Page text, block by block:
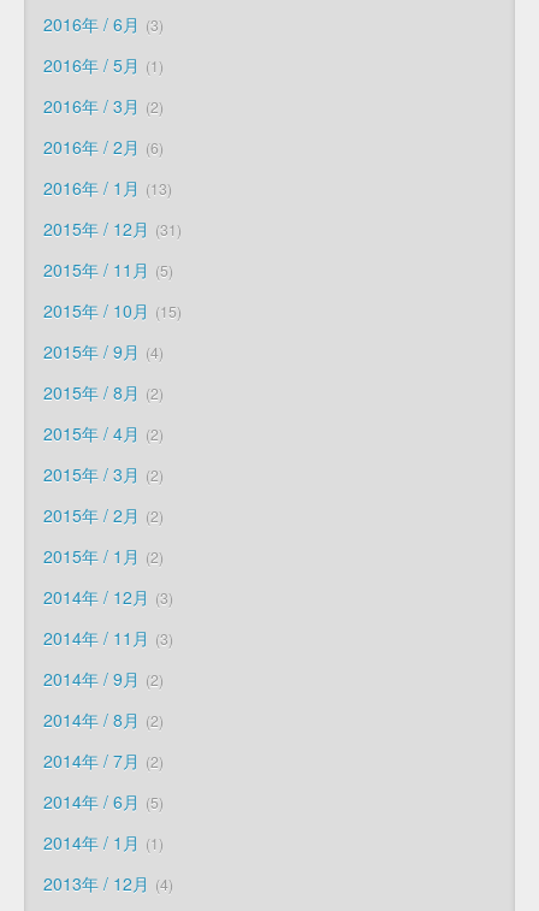
2016年 / 6月 3
2016年 / 5月 1
2016年 / 3月 2
2016年 / 2月 6
2016年 / 1月 13
2015年 / 12月 31
2015年 / 11月 5
2015年 / 10月 15
2015年 / 9月 4
2015年 / 8月 2
2015年 / 4月 2
2015年 / 3月 2
2015年 / 2月 2
2015年 / 1月 2
2014年 / 12月 3
2014年 / 11月 3
2014年 / 9月 2
2014年 / 8月 2
2014年 / 7月 2
2014年 / 6月 5
2014年 / 1月 1
2013年 / 12月 4